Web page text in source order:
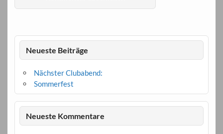
Neueste Beiträge
Nächster Clubabend:
Sommerfest
Neueste Kommentare